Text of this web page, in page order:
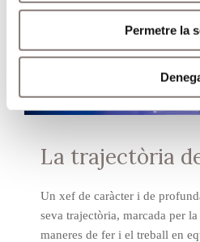
Permetre la
La trajectòria
Un xef de caràcter i de
seva trajectòria, marcada per
maneres de fer i el treball en